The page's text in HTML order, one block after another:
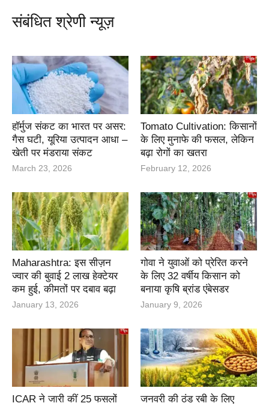
संबंधित श्रेणी न्यूज़
हॉर्मुज संकट का भारत पर असर:
गैस घटी, यूरिया उत्पादन आधा –
खेती पर मंडराया संकट
March 23, 2026
Tomato Cultivation: किसानों
के लिए मुनाफे की फसल, लेकिन
बढ़ा रोगों का खतरा
February 12, 2026
Maharashtra: इस सीज़न
ज्वार की बुवाई 2 लाख हेक्टेयर
कम हुई, कीमतों पर दबाव बढ़ा
January 13, 2026
गोवा ने युवाओं को प्रेरित करने
के लिए 32 वर्षीय किसान को
बनाया कृषि ब्रांड एंबेसडर
January 9, 2026
ICAR ने जारी कीं 25 फसलों
जनवरी की ठंड रबी के लिए